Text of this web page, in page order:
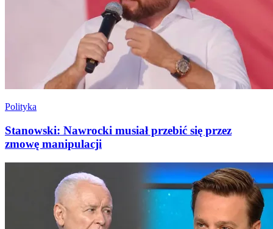
Polityka
Stanowski: Nawrocki musiał przebić się przez
zmowę manipulacji